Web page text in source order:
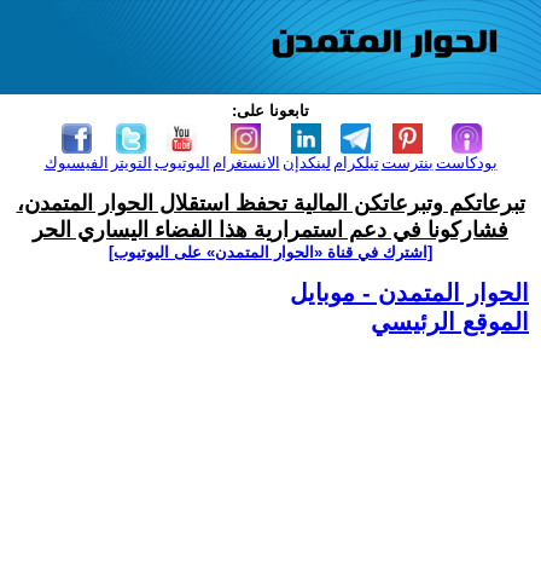
تابعونا على:
الفيسبوك التويتر اليوتيوب الانستغرام لينكدإن تيلكرامبنترست بودكاست
تبرعاتكم وتبرعاتكن المالية تحفظ استقلال الحوار المتمدن،
فشاركونا في دعم استمرارية هذا الفضاء اليساري الحر
[اشترك في قناة ‫«الحوار المتمدن» على اليوتيوب]
الحوار المتمدن - موبايل
الموقع الرئيسي